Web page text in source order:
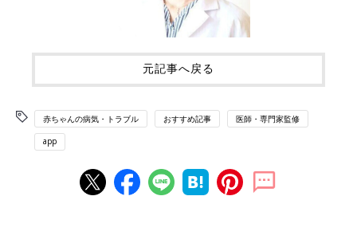
元記事へ戻る
赤ちゃんの病気・トラブル おすすめ記事 医師・専門家監修
app